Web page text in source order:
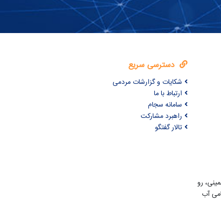
دسترسی سریع
شکایات و گزارشات مردمی
ارتباط با ما
سامانه سجام
راهبرد مشارکت
تالار گفتگو
رو
آب